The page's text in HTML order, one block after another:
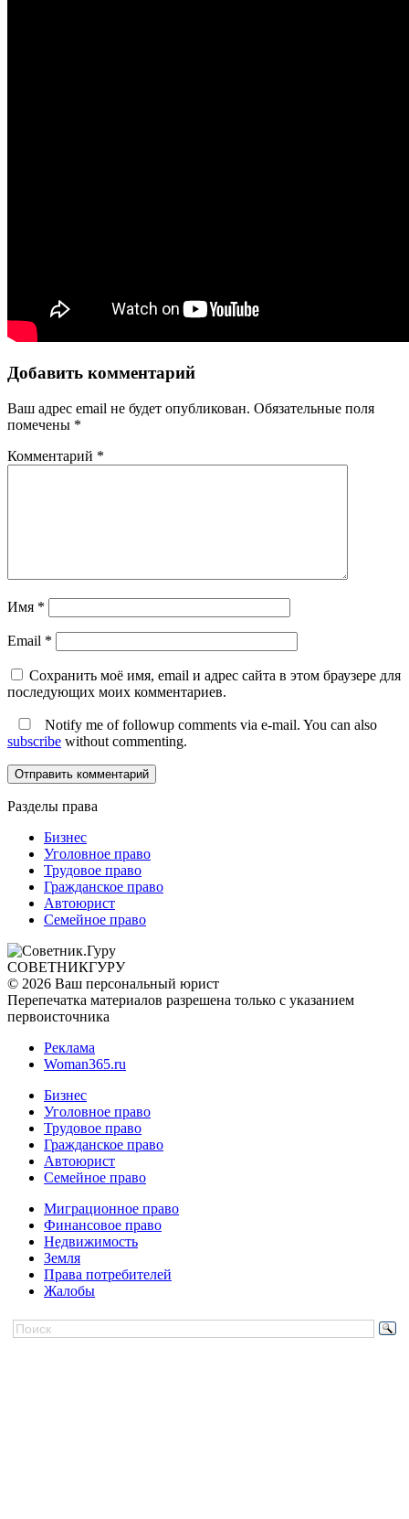
Добавить комментарий
Ваш адрес email не будет опубликован. Обязательные поля
помечены *
Комментарий *
Имя *
Email *
Сохранить моё имя, email и адрес сайта в этом браузере для
последующих моих комментариев.
Notify me of followup comments via e-mail. You can also
subscribe without commenting.
Разделы права
Бизнес
Уголовное право
Трудовое право
Гражданское право
Автоюрист
Семейное право
СОВЕТНИКГУРУ
© 2026 Ваш персональный юрист
Перепечатка материалов разрешена только с указанием
первоисточника
Реклама
Woman365.ru
Бизнес
Уголовное право
Трудовое право
Гражданское право
Автоюрист
Семейное право
Миграционное право
Финансовое право
Недвижимость
Земля
Права потребителей
Жалобы